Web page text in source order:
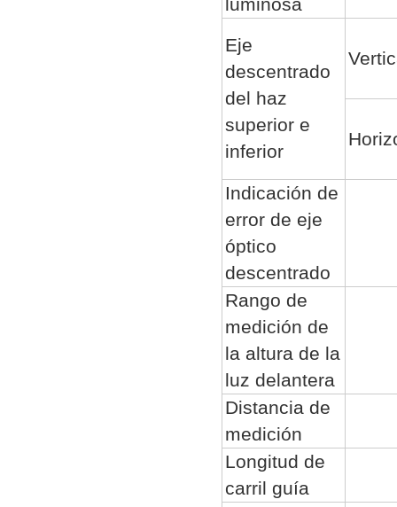
luminosa
Eje
descentrado
del haz
superior e
inferior
Indicación de
error de eje
óptico
descentrado
Rango de
medición de
la altura de la
luz delantera
Distancia de
medición
Longitud de
carril guía